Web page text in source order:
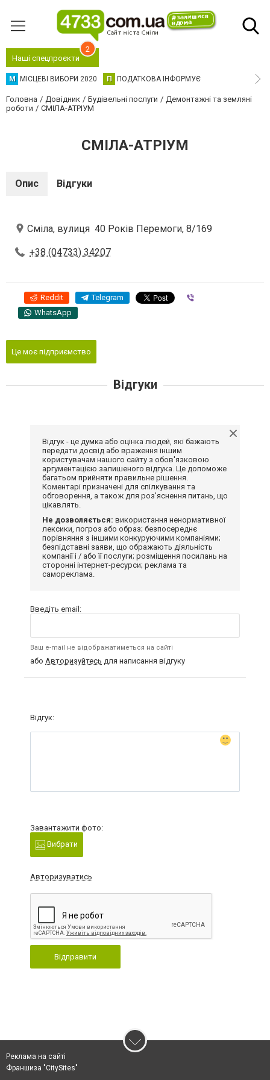
Наші спецпроєкти
2
М МІСЦЕВІ ВИБОРИ 2020 П ПОДАТКОВА ІНФОРМУЄ
Головна Довідник Будівельні послуги
Демонтажні та земляні
роботи
СМІЛА-АТРІУМ
СМІЛА-АТРІУМ
Опис Відгуки
Сміла, вулиця 40 Років Перемоги, 8/169
+38 (04733) 34207
Reddit Telegram
WhatsApp
Це моє підприємство
Відгуки
Відгук - це думка або оцінка людей, які бажають
передати досвід або враження іншим
користувачам нашого сайту з обов'язковою
аргументацією залишеного відгука. Це допоможе
багатьом прийняти правильне рішення.
Коментарі призначені для спілкування та
обговорення, а також для роз'яснення питань, що
цікавлять.
Не дозволяється: використання ненормативної
лексики, погроз або образ; безпосереднє
порівняння з іншими конкуруючими компаніями;
безпідставні заяви, що ображають діяльність
компанії і / або її послуги; розміщення посилань на
сторонні інтернет-ресурси; реклама та
самореклама.
Введіть email:
Ваш e-mail не відображатиметься на сайті
або Авторизуйтесь для написання відгуку
Відгук:
Завантажити фото:
Вибрати
Авторизуватись
Відправити
Реклама на сайті
Франшиза "CitySites"